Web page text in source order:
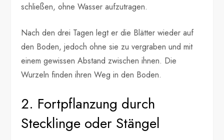
schließen, ohne Wasser aufzutragen.
Nach den drei Tagen legt er die Blätter wieder auf
den Boden, jedoch ohne sie zu vergraben und mit
einem gewissen Abstand zwischen ihnen. Die
Wurzeln finden ihren Weg in den Boden.
2. Fortpflanzung durch
Stecklinge oder Stängel